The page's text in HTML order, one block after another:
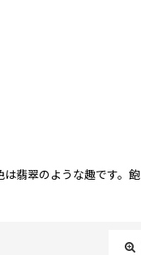
翡翠のような趣です。飽